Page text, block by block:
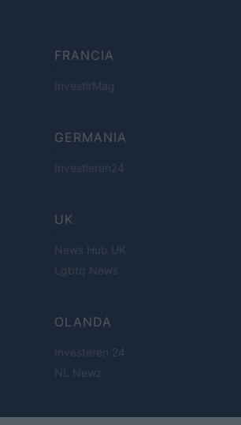
FRANCIA
InvestirMag
GERMANIA
Investieren24
UK
News Hub UK
Lgbtq News
OLANDA
Investeren 24
NL Newz